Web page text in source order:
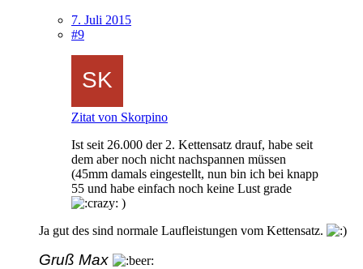
7. Juli 2015
#9
Zitat von Skorpino
Ist seit 26.000 der 2. Kettensatz drauf, habe seit
dem aber noch nicht nachspannen müssen
(45mm damals eingestellt, nun bin ich bei knapp
55 und habe einfach noch keine Lust grade
)
Ja gut des sind normale Laufleistungen vom Kettensatz.
Gruß Max